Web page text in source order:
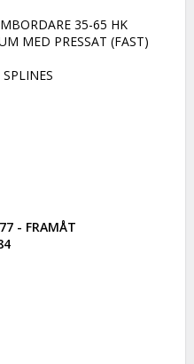
35-65 HK
MED PRESSAT (FAST)
- FRAMÅT